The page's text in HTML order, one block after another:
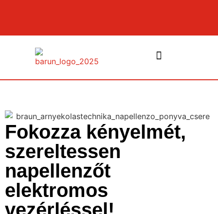
Fokozza kényelmét,
szereltessen
napellenzőt
elektromos
vezérléssel!